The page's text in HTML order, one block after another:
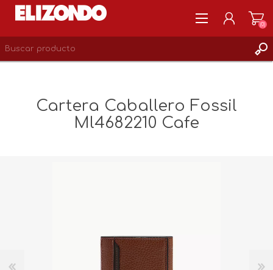
LISTA DE DESEOS 0
(0)
Cartera Caballero Fossil
Ml4682210 Cafe